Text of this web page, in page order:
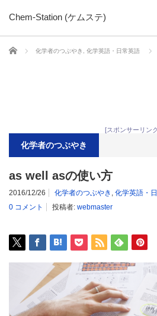
Chem-Station (ケムステ)
ホーム 化学者のつぶやき 化学英語・日常英語
[スポンサーリン
化学者のつぶやき
as well asの使い方
2016/12/26 化学者のつぶやき , 化学英語・
0 コメント
投稿者: webmaster